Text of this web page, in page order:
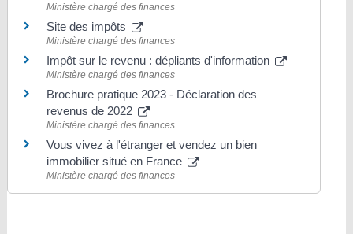
Ministère chargé des finances
Site des impôts
Ministère chargé des finances
Impôt sur le revenu : dépliants d'information
Ministère chargé des finances
Brochure pratique 2023 - Déclaration des
revenus de 2022
Ministère chargé des finances
Vous vivez à l'étranger et vendez un bien
immobilier situé en France
Ministère chargé des finances